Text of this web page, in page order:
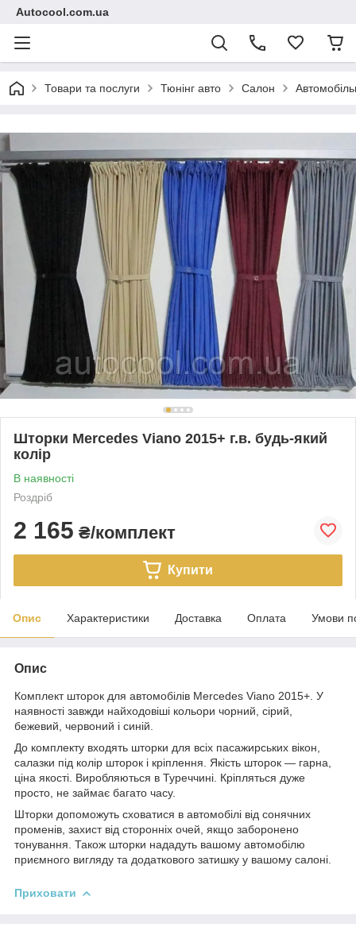
Autocool.com.ua
Товари та послуги Тюнінг авто Салон
Шторки Mercedes Viano 2015+ г.в. будь-який
колір
В наявності
Роздріб
2 165 ₴/комплект
Купити
Опис Характеристики Доставка Оплата Умови
Опис
Комплект шторок для автомобілів Mercedes Viano 2015+. У
наявності завжди найходовіші кольори чорний, сірий,
бежевий, червоний і синій.
До комплекту входять шторки для всіх пасажирських вікон,
салазки під колір шторок і кріплення. Якість шторок — гарна,
ціна якості. Виробляються в Туреччині. Кріпляться дуже
просто, не займає багато часу.
Шторки допоможуть сховатися в автомобілі від сонячних
променів, захист від сторонніх очей, якщо заборонено
тонування. Також шторки нададуть вашому автомобілю
приємного вигляду та додаткового затишку у вашому салоні.
Приховати